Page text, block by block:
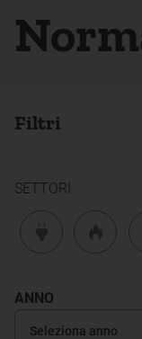
Filtri
SETTORI
ANNO